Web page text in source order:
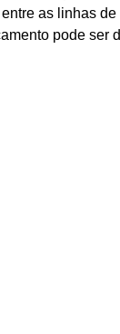
as linhas
pode ser